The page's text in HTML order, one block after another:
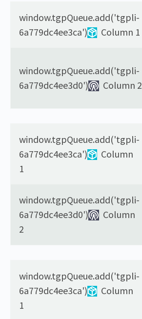
window.tgpQueue.add('tgpli-
6a779dc4ee3ca')
Column 1
window.tgpQueue.add('tgpli-
6a779dc4ee3d0')
Column 2
window.tgpQueue.add('tgpli-
6a779dc4ee3ca')
Column
1
window.tgpQueue.add('tgpli-
6a779dc4ee3d0')
Column
2
window.tgpQueue.add('tgpli-
6a779dc4ee3ca')
Column
1